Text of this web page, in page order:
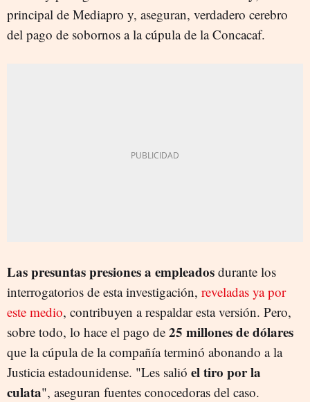
principal de Mediapro y, aseguran, verdadero cerebro
del pago de sobornos a la cúpula de la Concacaf.
Las presuntas presiones a empleados durante los
interrogatorios de esta investigación, reveladas ya por
este medio, contribuyen a respaldar esta versión. Pero,
sobre todo, lo hace el pago de 25 millones de dólares
que la cúpula de la compañía terminó abonando a la
Justicia estadounidense. "Les salió el tiro por la
culata", aseguran fuentes conocedoras del caso.